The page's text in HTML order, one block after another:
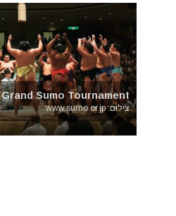
Grand Sumo Tournament
צילום: www.sumo.or.jp